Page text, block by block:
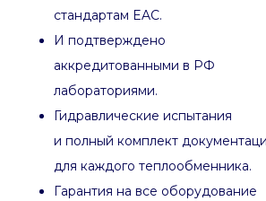
стандартам EAC.
И подтверждено
аккредитованными в РФ
лабораториями.
Гидравлические испытания
и полный комплект
для каждого теплообменника.
Гарантия на все оборудование